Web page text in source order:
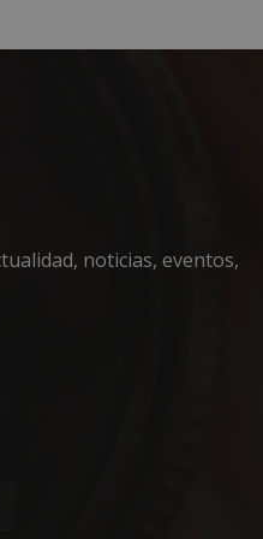
noticias, eventos,
en el lenguaje
que se
sesión para un
de